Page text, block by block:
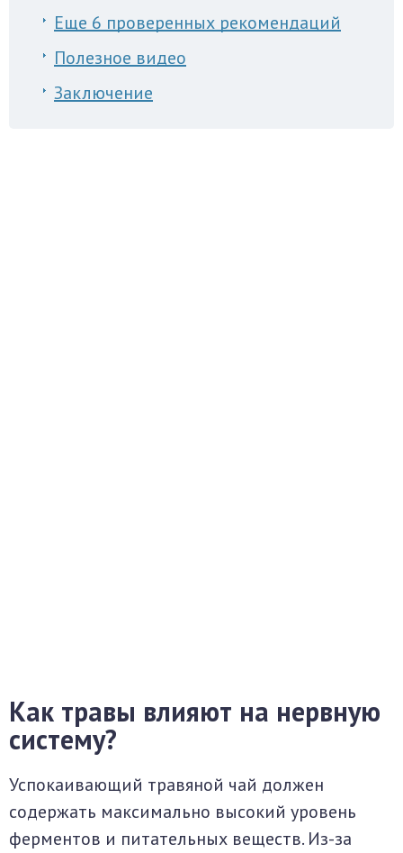
Еще 6 проверенных рекомендаций
Полезное видео
Заключение
Как травы влияют на нервную
систему?
Успокаивающий травяной чай должен
содержать максимально высокий уровень
ферментов и питательных веществ. Из-за